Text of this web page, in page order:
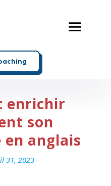
enrichir
son
anglais
31, 2023